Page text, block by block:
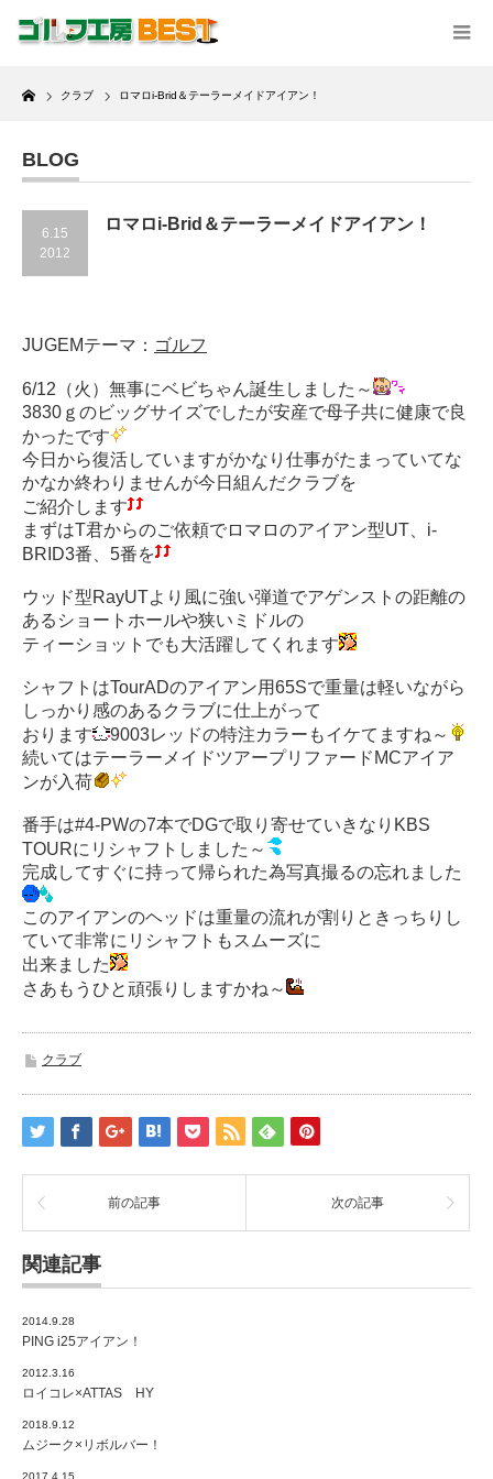
Home
クラブ ロマロi-Brid＆テーラーメイドアイアン！
BLOG
6.15
2012
ロマロi-Brid＆テーラーメイドアイアン！
JUGEMテーマ： ゴルフ
6/12（火）無事にベビちゃん誕生しました～
3830ｇのビッグサイズでしたが安産で母子共に健康で良
かったです
今日から復活していますがかなり仕事がたまっていてな
かなか終わりませんが今日組んだクラブを
ご紹介します
まずはT君からのご依頼でロマロのアイアン型UT、i-
BRID3番、5番を
ウッド型RayUTより風に強い弾道でアゲンストの距離の
あるショートホールや狭いミドルの
ティーショットでも大活躍してくれます
シャフトはTourADのアイアン用65Sで重量は軽いながら
しっかり感のあるクラブに仕上がって
おります
9003レッドの特注カラーもイケてますね～
続いてはテーラーメイドツアープリファードMCアイア
ンが入荷
番手は#4-PWの7本でDGで取り寄せていきなりKBS
TOURにリシャフトしました～
完成してすぐに持って帰られた為写真撮るの忘れました
このアイアンのヘッドは重量の流れが割りときっちりし
ていて非常にリシャフトもスムーズに
出来ました
さあもうひと頑張りしますかね～
クラブ
前の記事 次の記事
関連記事
2014.9.28
PING i25アイアン！
2012.3.16
ロイコレ×ATTAS HY
2018.9.12
ムジーク×リボルバー！
2017.4.15